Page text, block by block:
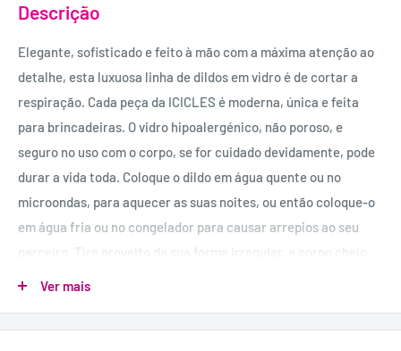
Descrição
Elegante, sofisticado e feito à mão com a máxima atenção ao
detalhe, esta luxuosa linha de dildos em vidro é de cortar a
respiração. Cada peça da ICICLES é moderna, única e feita
para brincadeiras. O vidro hipoalergénico, não poroso, e
seguro no uso com o corpo, se for cuidado devidamente, pode
durar a vida toda. Coloque o dildo em água quente ou no
microondas, para aquecer as suas noites, ou então coloque-o
em água fria ou no congelador para causar arrepios ao seu
parceiro. Tire proveito da sua forma irregular, e corpo cheio
Uso Recomendado:
Ver mais